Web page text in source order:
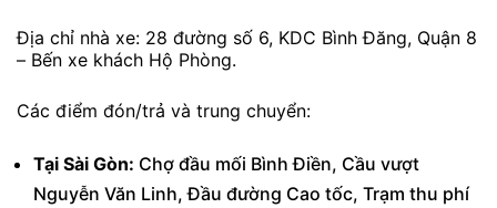
Địa chỉ nhà xe: 28 đường số 6, KDC Bình Đăng, Quận 8
– Bến xe khách Hộ Phòng.
Các điểm đón/trả và trung chuyển:
Tại Sài Gòn: Chợ đầu mối Bình Điền, Cầu vượt
Nguyễn Văn Linh, Đầu đường Cao tốc, Trạm thu phí